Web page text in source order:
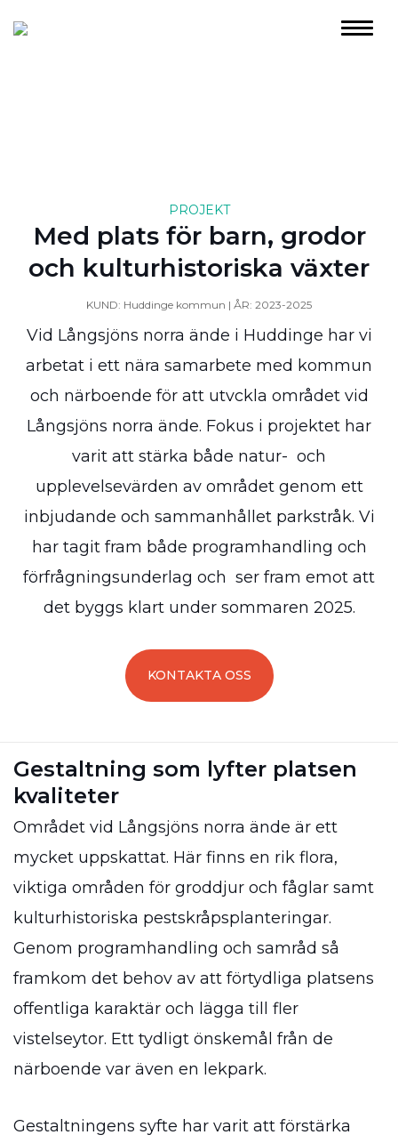
PROJEKT
Med plats för barn, grodor
och kulturhistoriska växter
KUND: Huddinge kommun | ÅR: 2023-2025
Vid Långsjöns norra ände i Huddinge har vi
arbetat i ett nära samarbete med kommun
och närboende för att utvckla området vid
Långsjöns norra ände. Fokus i projektet har
varit att stärka både natur- och
upplevelsevärden av området genom ett
inbjudande och sammanhållet parkstråk. Vi
har tagit fram både programhandling och
förfrågningsunderlag och ser fram emot att
det byggs klart under sommaren 2025.
KONTAKTA OSS
Gestaltning som lyfter platsen
kvaliteter
Området vid Långsjöns norra ände är ett
mycket uppskattat. Här finns en rik flora,
viktiga områden för groddjur och fåglar samt
kulturhistoriska pestskråpsplanteringar.
Genom programhandling och samråd så
framkom det behov av att förtydliga platsens
offentliga karaktär och lägga till fler
vistelseytor. Ett tydligt önskemål från de
närboende var även en lekpark.
Gestaltningens syfte har varit att förstärka